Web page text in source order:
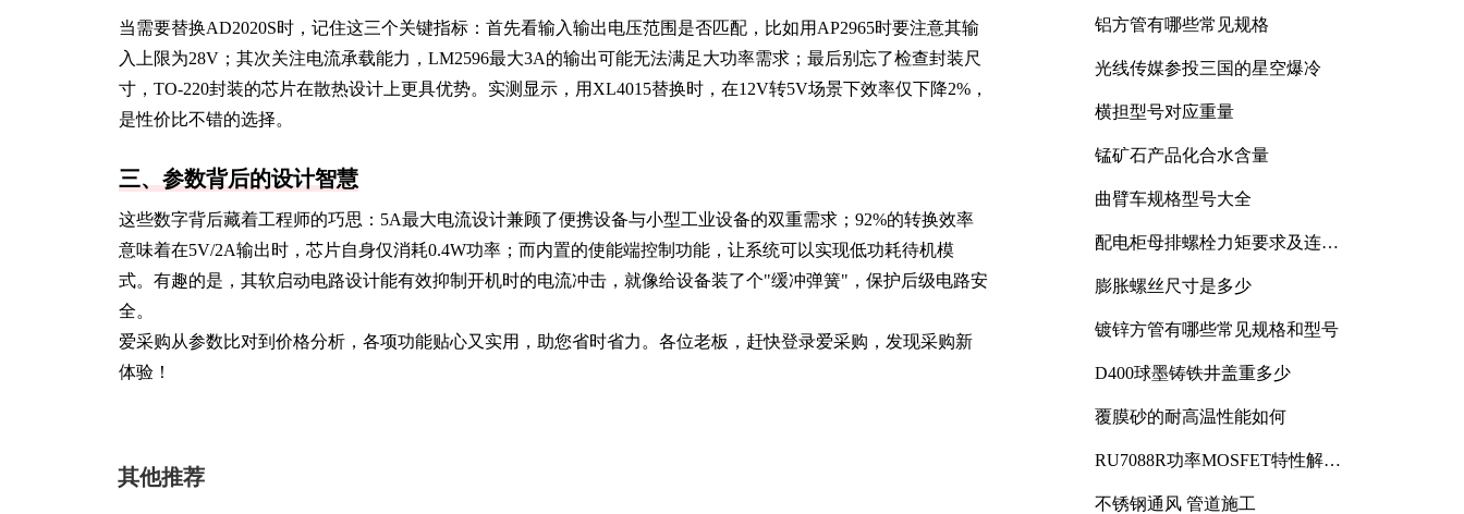
当需要替换AD2020S时，记住这三个关键指标：首先看输入输出电压范围是否匹配，比如用AP2965时要注意其输
入上限为28V；其次关注电流承载能力，LM2596最大3A的输出可能无法满足大功率需求；最后别忘了检查封装尺
寸，TO-220封装的芯片在散热设计上更具优势。实测显示，用XL4015替换时，在12V转5V场景下效率仅下降2%，
是性价比不错的选择。
三、参数背后的设计智慧
这些数字背后藏着工程师的巧思：5A最大电流设计兼顾了便携设备与小型工业设备的双重需求；92%的转换效率
意味着在5V/2A输出时，芯片自身仅消耗0.4W功率；而内置的使能端控制功能，让系统可以实现低功耗待机模
式。有趣的是，其软启动电路设计能有效抑制开机时的电流冲击，就像给设备装了个"缓冲弹簧"，保护后级电路安
全。
爱采购从参数比对到价格分析，各项功能贴心又实用，助您省时省力。各位老板，赶快登录爱采购，发现采购新
体验！
其他推荐
铝方管有哪些常见规格
光线传媒参投三国的星空爆冷
横担型号对应重量
锰矿石产品化合水含量
曲臂车规格型号大全
配电柜母排螺栓力矩要求及连接
膨胀螺丝尺寸是多少
镀锌方管有哪些常见规格和型号
D400球墨铸铁井盖重多少
覆膜砂的耐高温性能如何
RU7088R功率MOSFET特性解析
不锈钢通风 管道施工